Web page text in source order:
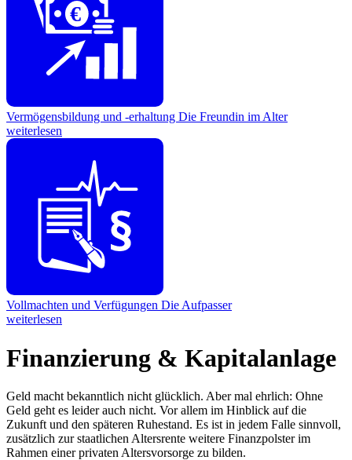
€
Vermögensbildung und -erhaltung Die Freundin im Alter
weiterlesen
Vollmachten und Verfügungen Die Aufpasser
weiterlesen
Finanzierung & Kapitalanlage
Geld macht bekanntlich nicht glücklich. Aber mal ehrlich: Ohne
Geld geht es leider auch nicht. Vor allem im Hinblick auf die
Zukunft und den späteren Ruhestand. Es ist in jedem Falle sinnvoll,
zusätzlich zur staatlichen Altersrente weitere Finanzpolster im
Rahmen einer privaten Altersvorsorge zu bilden.